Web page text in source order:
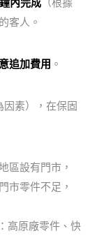
內完成 （根據
客人。
追加費用 。
因素），在保固
區設有門市，
市零件不足，
高原廠零件、快